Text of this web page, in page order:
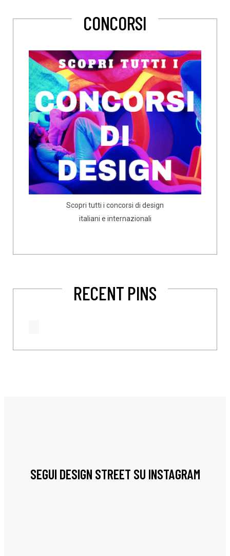
CONCORSI
Scopri tutti i concorsi di design
italiani e internazionali
RECENT PINS
SEGUI DESIGN STREET SU INSTAGRAM